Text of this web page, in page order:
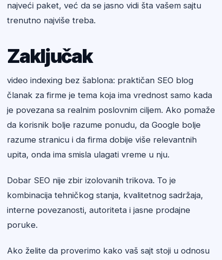
najveći paket, već da se jasno vidi šta vašem sajtu
trenutno najviše treba.
Zaključak
video indexing bez šablona: praktičan SEO blog
članak za firme je tema koja ima vrednost samo kada
je povezana sa realnim poslovnim ciljem. Ako pomaže
da korisnik bolje razume ponudu, da Google bolje
razume stranicu i da firma dobije više relevantnih
upita, onda ima smisla ulagati vreme u nju.
Dobar SEO nije zbir izolovanih trikova. To je
kombinacija tehničkog stanja, kvalitetnog sadržaja,
interne povezanosti, autoriteta i jasne prodajne
poruke.
Ako želite da proverimo kako vaš sajt stoji u odnosu